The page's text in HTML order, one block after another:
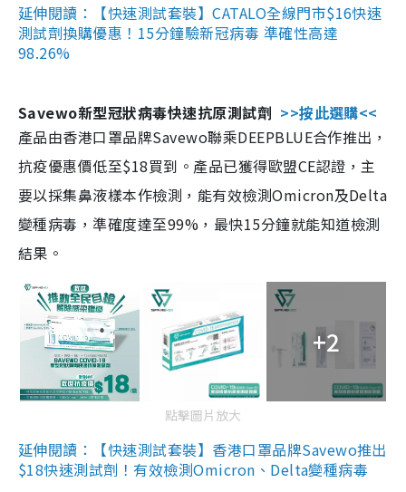
延伸閱讀：【快速測試套裝】CATALO全線門市$16快速
測試劑換購優惠！15分鐘驗新冠病毒 準確性高達
98.26%
Savewo新型冠狀病毒快速抗原測試劑 >>按此選購<<
產品由香港口罩品牌Savewo聯乘DEEPBLUE合作推出，
抗疫優惠價低至$18買到。產品已獲得歐盟CE認證，主
要以採集鼻液樣本作檢測，能有效檢測Omicron及Delta
變種病毒，準確度達至99%，最快15分鐘就能知道檢測
結果。
+2
點擊圖片放大
延伸閱讀：【快速測試套裝】香港口罩品牌Savewo推出
$18快速測試劑！有效檢測Omicron、Delta變種病毒